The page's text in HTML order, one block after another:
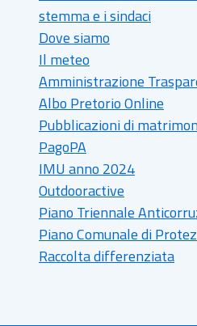
stemma e i sindaci
Dove siamo
Il meteo
Amministrazione
Albo Pretorio Online
Pubblicazioni di
PagoPA
IMU anno 2024
Outdooractive
Piano Triennale
Piano Comunale di
Raccolta differenziata